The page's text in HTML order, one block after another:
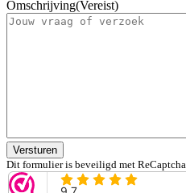
Omschrijving(Vereist)
Versturen
Dit formulier is beveiligd met ReCaptcha.